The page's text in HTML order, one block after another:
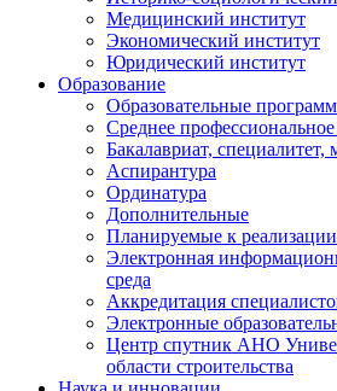
Медицинский институт
Экономический институт
Юридический институт
Образование
Образовательные
Среднее
Бакалавриат, специалитет,
Аспирантура
Ординатура
Дополнительные
Планируемые к реализации
Электронная
среда
Аккредитация
Электронные
Центр спутник АНО
области строительства